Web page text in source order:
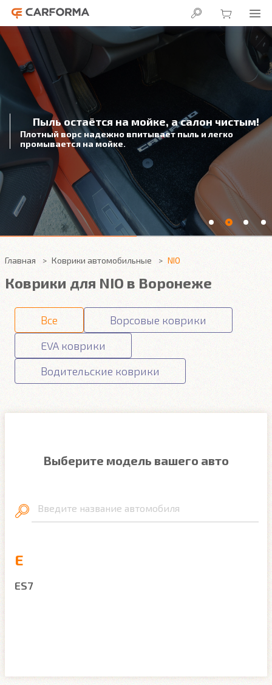
Пыль остаётся на мойке, а салон чистым!
Плотный ворс надежно впитывает пыль и легко
промывается на мойке.
Главная Коврики автомобильные NIO
Коврики для NIO в Воронеже
Все
Ворсовые коврики
EVA коврики
Водительские коврики
Выберите модель вашего авто
Введите название автомобиля
E
ES7